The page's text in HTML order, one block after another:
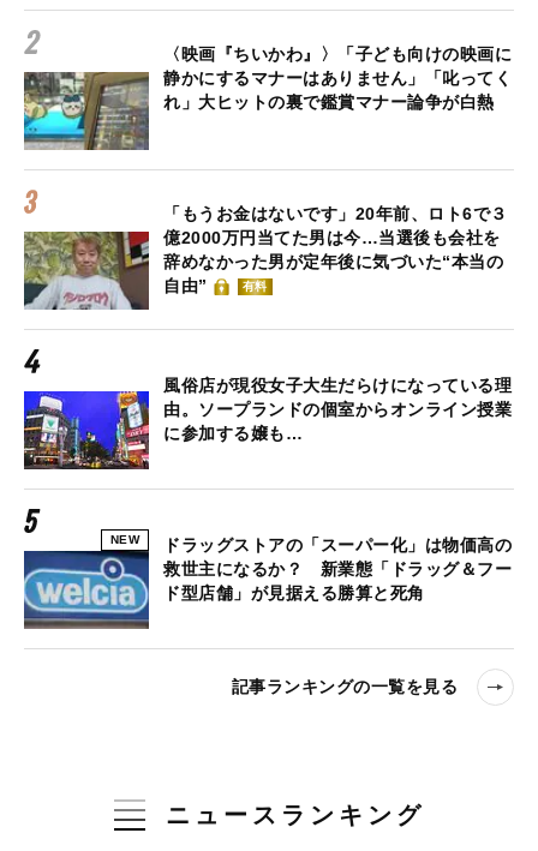
〈映画『ちいかわ』〉「子ども向けの映画に
静かにするマナーはありません」「叱ってく
れ」大ヒットの裏で鑑賞マナー論争が白熱
「もうお金はないです」20年前、ロト6で３
億2000万円当てた男は今…当選後も会社を
辞めなかった男が定年後に気づいた“本当の
自由”
有料
風俗店が現役女子大生だらけになっている理
由。ソープランドの個室からオンライン授業
に参加する嬢も…
NEW
ドラッグストアの「スーパー化」は物価高の
救世主になるか？ 新業態「ドラッグ＆フー
ド型店舗」が見据える勝算と死角
記事ランキングの一覧を見る
ニュースランキング